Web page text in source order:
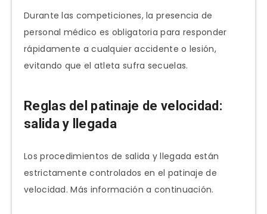
Durante las competiciones, la presencia de
personal médico es obligatoria para responder
rápidamente a cualquier accidente o lesión,
evitando que el atleta sufra secuelas.
Reglas del patinaje de velocidad:
salida y llegada
Los procedimientos de salida y llegada están
estrictamente controlados en el patinaje de
velocidad. Más información a continuación.